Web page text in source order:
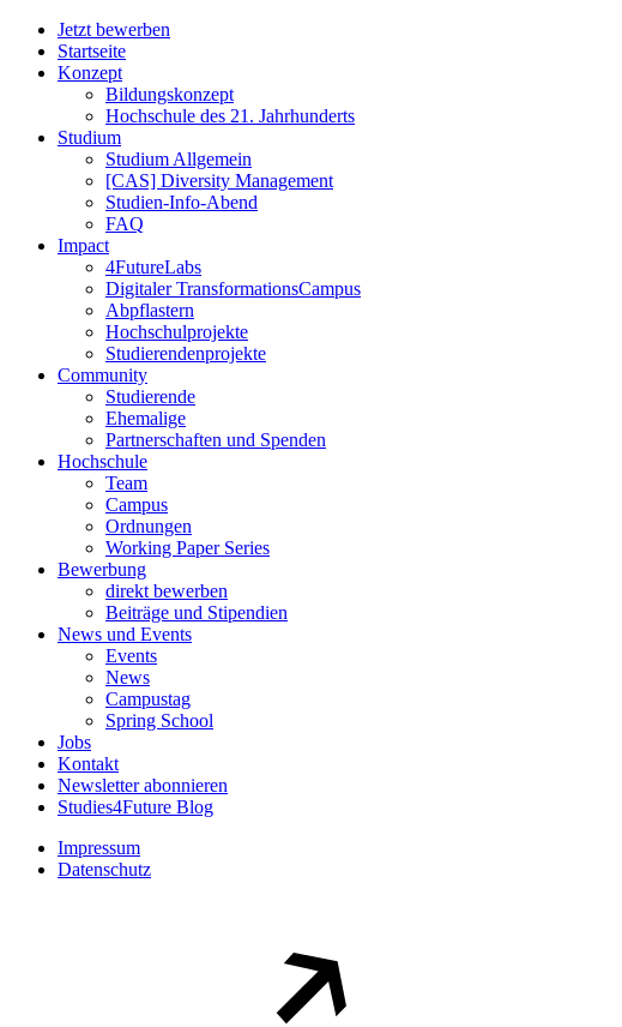
Jetzt bewerben
Startseite
Konzept
Bildungskonzept
Hochschule des 21. Jahrhunderts
Studium
Studium Allgemein
[CAS] Diversity Management
Studien-Info-Abend
FAQ
Impact
4FutureLabs
Digitaler TransformationsCampus
Abpflastern
Hochschulprojekte
Studierendenprojekte
Community
Studierende
Ehemalige
Partnerschaften und Spenden
Hochschule
Team
Campus
Ordnungen
Working Paper Series
Bewerbung
direkt bewerben
Beiträge und Stipendien
News und Events
Events
News
Campustag
Spring School
Jobs
Kontakt
Newsletter abonnieren
Studies4Future Blog
Impressum
Datenschutz